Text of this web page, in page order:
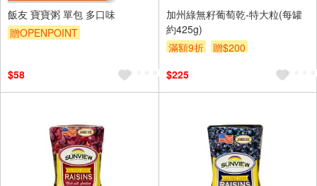
飯友 寶寶粥 單包 多口味
贈OPENPOINT
$58
加州綠無籽葡萄乾-特大粒(每罐
約425g)
滿額9折
贈$200
$225